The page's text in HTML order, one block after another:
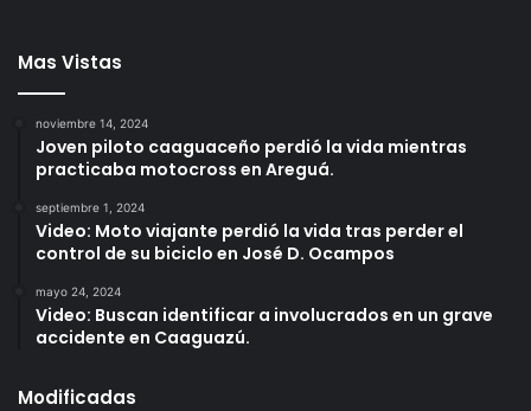
Mas Vistas
noviembre 14, 2024
Joven piloto caaguaceño perdió la vida mientras
practicaba motocross en Areguá.
septiembre 1, 2024
Video: Moto viajante perdió la vida tras perder el
control de su biciclo en José D. Ocampos
mayo 24, 2024
Video: Buscan identificar a involucrados en un grave
accidente en Caaguazú.
Modificadas